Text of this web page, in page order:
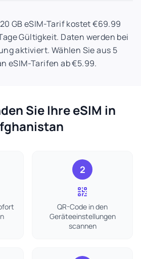
GB eSIM-Tarif kostet €69.99
Gültigkeit. Daten werden bei
aktiviert. Wählen Sie aus 5
eSIM-Tarifen ab €5.99.
Sie Ihre eSIM in
2
QR-Code in den
Geräteeinstellungen
scannen